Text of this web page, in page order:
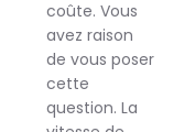
coûte. Vous
avez raison
de vous poser
cette
question. La